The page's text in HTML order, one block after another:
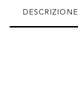
DESCRIZIONE